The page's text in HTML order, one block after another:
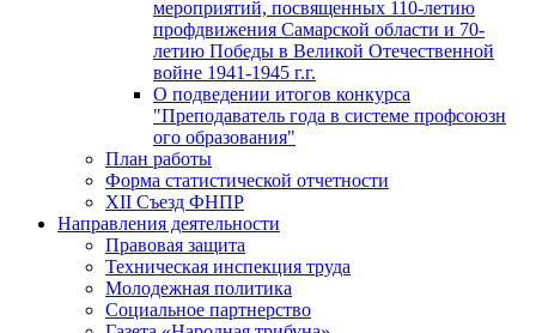
мероприятий, посвященных 110-летию
профдвижения Самарской области и 70-
летию Победы в Великой Отечественной
войне 1941-1945 г.г.
О подведении итогов конкурса
"Преподаватель года в системе профсоюзн
ого образования"
План работы
Форма статистической отчетности
XII Съезд ФНПР
Направления деятельности
Правовая защита
Техническая инспекция труда
Молодежная политика
Социальное партнерство